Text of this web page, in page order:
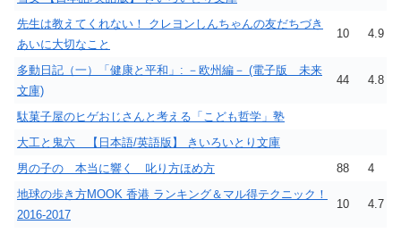
先生は教えてくれない！ クレヨンしんちゃんの友だちづき
あいに大切なこと
10 4.9
多動日記（一）「健康と平和」: －欧州編－ (電子版 未来
文庫)
44 4.8
駄菓子屋のヒゲおじさんと考える「こども哲学」塾
大工と鬼六 【日本語/英語版】 きいろいとり文庫
男の子の 本当に響く 叱り方ほめ方
88
4
地球の歩き方MOOK 香港 ランキング＆マル得テクニック！
2016-2017
10 4.7